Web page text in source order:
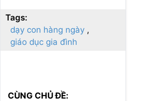
Tags:
dạy con hàng ngày
giáo dục gia đình
CÙNG CHỦ ĐỀ: